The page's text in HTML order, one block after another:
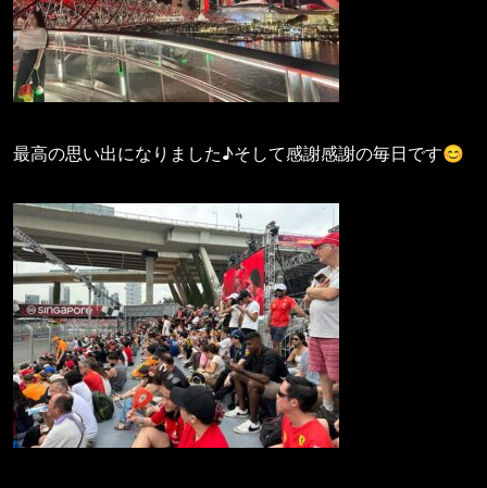
最高の思い出になりました♪そして感謝感謝の毎日です😊